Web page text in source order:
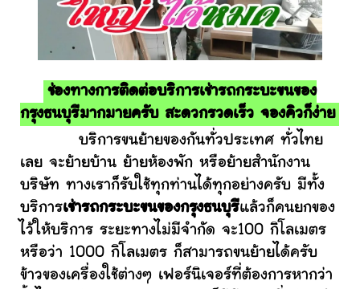
ช่องทางการติดต่อบริการเช่ารถกระบะขนของ
กรุงธนบุรีมากมายครับ สะดวกรวดเร็ว จองคิวก็ง่าย
บริการขนย้ายของกันทั่วประเทศ ทั่วไทย
เลย จะย้ายบ้าน ย้ายห้องพัก หรือย้ายสำนักงาน
บริษัท ทางเราก็รับใช้ทุกท่านได้ทุกอย่างครับ มีทั้ง
บริการเช่ารถกระบะขนของกรุงธนบุรีแล้วก็คนยกของ
ไว้ให้บริการ ระยะทางไม่มีจำกัด จะ100 กิโลเมตร
หรือว่า 1000 กิโลเมตร ก็สามารถขนย้ายได้ครับ
ข้าวของเครื่องใช้ต่างๆ เฟอร์นิเจอร์ที่ต้องการหากว่า